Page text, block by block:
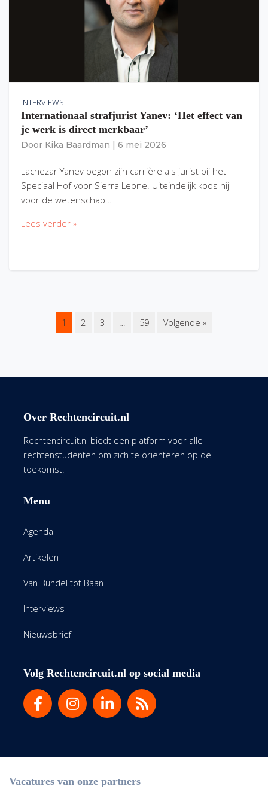
INTERVIEWS
Internationaal strafjurist Yanev: ‘Het effect van
je werk is direct merkbaar’
Door Kika Baardman 6 mei 2026
Lachezar Yanev begon zijn carrière als jurist bij het
Speciaal Hof voor Sierra Leone. Uiteindelijk koos hij
voor de wetenschap…
Lees verder »
1 2 3 … 59 Volgende »
Over Rechtencircuit.nl
Rechtencircuit.nl biedt een platform voor alle
rechtenstudenten om zich te oriënteren op de
toekomst.
Menu
Agenda
Artikelen
Van Bundel tot Baan
Interviews
Nieuwsbrief
Volg Rechtencircuit.nl op social media
Vacatures van onze partners